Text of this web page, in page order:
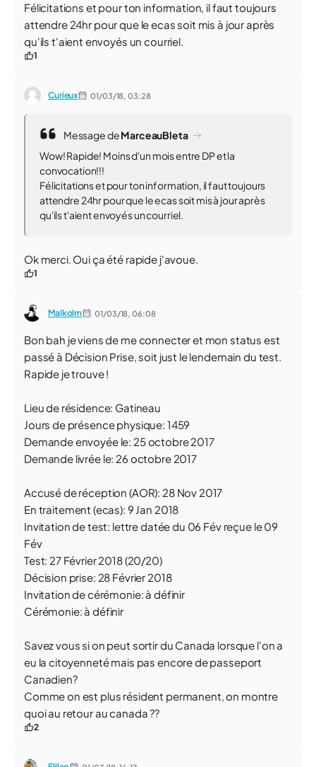
Félicitations et pour ton information, il faut toujours
attendre 24hr pour que le ecas soit mis à jour après
qu'ils t'aient envoyés un courriel.
1
Curieux 01/03/18,03:28
Message deMarceauBleta
Wow! Rapide! Moins d'un mois entre DP et la
convocation!!!
Félicitations et pour ton information, il faut toujours
attendre 24hr pour que le ecas soit mis à jour après
qu'ils t'aient envoyés un courriel.
Ok merci. Oui ça été rapide j'avoue.
1
Malkolm 01/03/18,06:08
Bon bah je viens de me connecter et mon status est
passé à Décision Prise, soit just le lendemain du test.
Rapide je trouve !
Lieu de résidence: Gatineau
Jours de présence physique: 1459
Demande envoyée le: 25 octobre 2017
Demande livrée le: 26 octobre 2017
Accusé de réception (AOR): 28 Nov 2017
En traitement (ecas): 9 Jan 2018
Invitation de test: lettre datée du 06 Fév reçue le 09
Fév
Test: 27 Février 2018 (20/20)
Décision prise: 28 Février 2018
Invitation de cérémonie: à définir
Cérémonie: à définir
Savez vous si on peut sortir du Canada lorsque l'on a
eu la citoyenneté mais pas encore de passeport
Canadien?
Comme on est plus résident permanent, on montre
quoi au retour au canada ??
2